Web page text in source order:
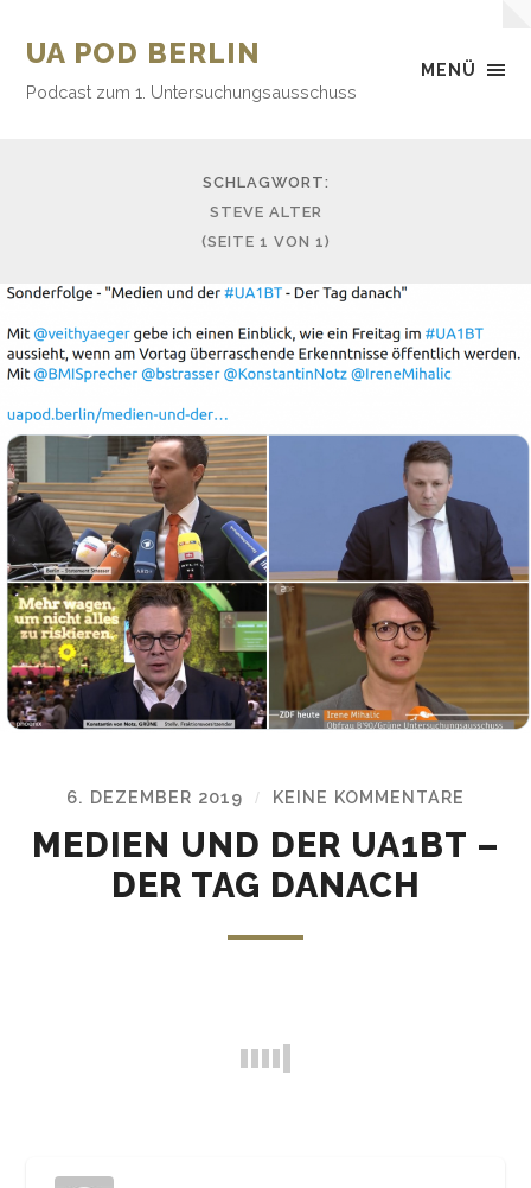
MENÜ
UA POD BERLIN
Podcast zum 1. Untersuchungsausschuss
SCHLAGWORT:
STEVE ALTER
(SEITE 1 VON 1)
6. DEZEMBER 2019 / KEINE KOMMENTARE
MEDIEN UND DER UA1BT –
DER TAG DANACH